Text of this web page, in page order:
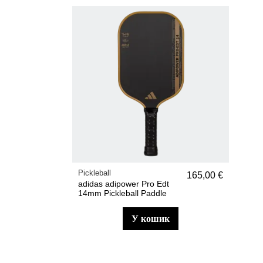
Pickleball
adidas adipower Pro Edt
14mm Pickleball Paddle
165,00 €
у кошик